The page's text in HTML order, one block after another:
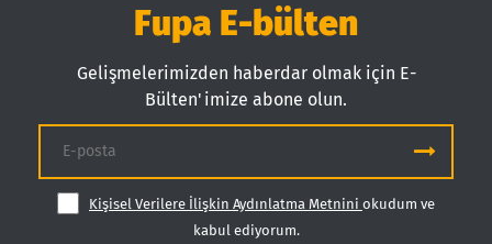
Fupa E-bülten
Gelişmelerimizden haberdar olmak için E-
Bülten'imize abone olun.
Kişisel Verilere İlişkin Aydınlatma Metnini okudum ve
kabul ediyorum.